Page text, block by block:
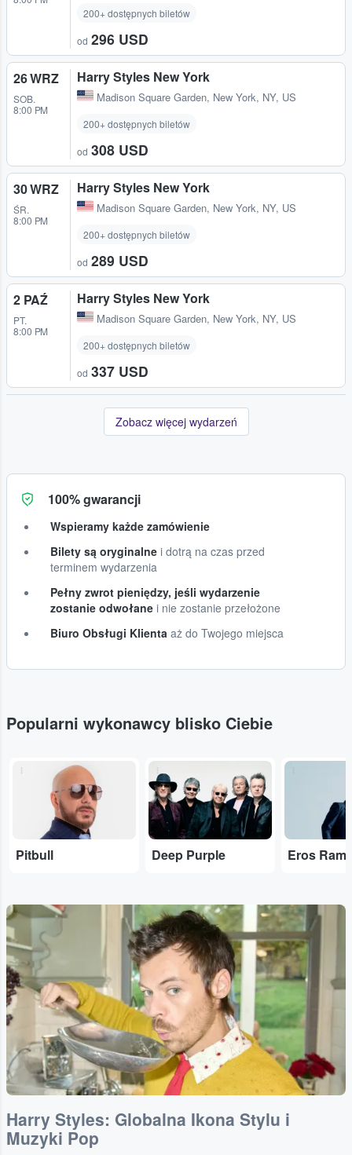
200+ dostępnych biletów
od 296 USD
26 WRZ
SOB.
8:00 PM
Harry Styles New York
Madison Square Garden, New York, NY, US
200+ dostępnych biletów
od 308 USD
30 WRZ
ŚR.
8:00 PM
Harry Styles New York
Madison Square Garden, New York, NY, US
200+ dostępnych biletów
od 289 USD
2 PAŹ
PT.
8:00 PM
Harry Styles New York
Madison Square Garden, New York, NY, US
200+ dostępnych biletów
od 337 USD
Zobacz więcej wydarzeń
100% gwarancji
Wspieramy każde zamówienie
Bilety są oryginalne i dotrą na czas przed
terminem wydarzenia
Pełny zwrot pieniędzy, jeśli wydarzenie
zostanie odwołane i nie zostanie przełożone
Biuro Obsługi Klienta aż do Twojego miejsca
Popularni wykonawcy blisko Ciebie
Pitbull Deep Purple Eros
Harry Styles: Globalna Ikona Stylu i
Muzyki Pop